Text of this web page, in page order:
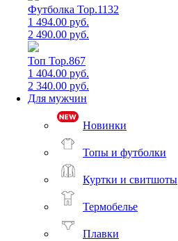
Футболка Top.1132
1 494.00 руб.
2 490.00 руб.
Топ Top.867
1 404.00 руб.
2 340.00 руб.
Для мужчин
Новинки
Топы и футболки
Куртки и свитшоты
Термобелье
Плавки